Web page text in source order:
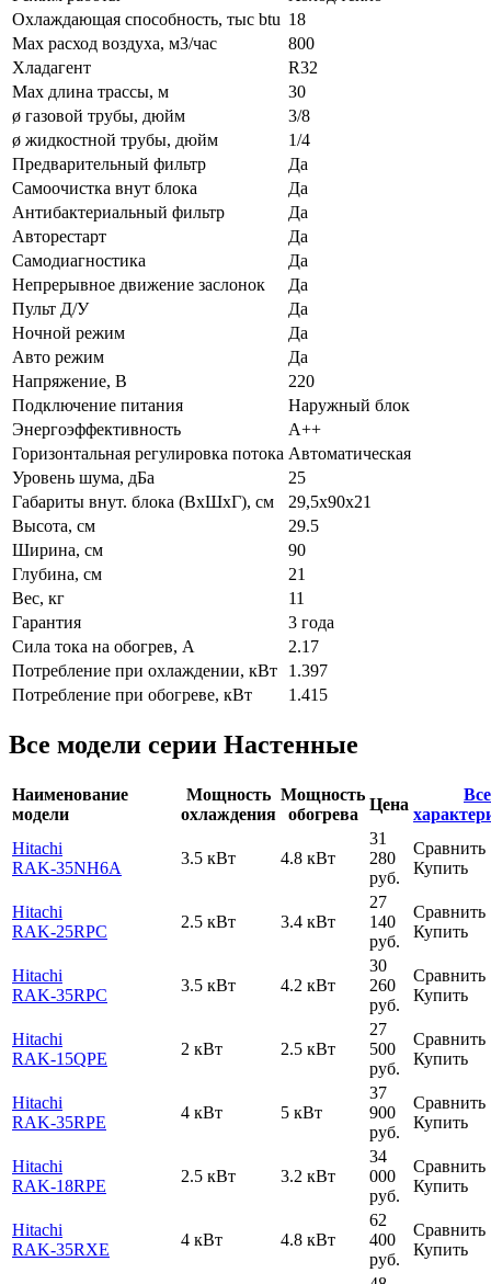
Охлаждающая способность, тыс btu 18
Max расход воздуха, м3/час
800
Хладагент
R32
Max длина трассы, м
30
ø газовой трубы, дюйм
3/8
ø жидкостной трубы, дюйм
1/4
Предварительный фильтр
Да
Самоочистка внут блока
Да
Антибактериальный фильтр
Да
Авторестарт
Да
Самодиагностика
Да
Непрерывное движение заслонок
Да
Пульт Д/У
Да
Ночной режим
Да
Авто режим
Да
Напряжение, В
220
Подключение питания
Наружный блок
Энергоэффективность
A++
Горизонтальная регулировка потока Автоматическая
Уровень шума, дБа
25
Габариты внут. блока (ВхШхГ), см
29,5x90x21
Высота, см
29.5
Ширина, см
90
Глубина, см
21
Вес, кг
11
Гарантия
3 года
Сила тока на обогрев, А
2.17
Потребление при охлаждении, кВт
1.397
Потребление при обогреве, кВт
1.415
Все модели серии Настенные
Наименование
модели
Мощность
охлаждения
Мощность
обогрева
Цена
Все
Hitachi
RAK-35NH6A
3.5 кВт 4.8 кВт
31
280
руб.
Сравнить
Купить
Hitachi
RAK-25RPC
2.5 кВт 3.4 кВт
27
140
руб.
Сравнить
Купить
Hitachi
RAK-35RPC
3.5 кВт 4.2 кВт
30
260
руб.
Сравнить
Купить
Hitachi
RAK-15QPE
2 кВт 2.5 кВт
27
500
руб.
Сравнить
Купить
Hitachi
RAK-35RPE
4 кВт 5 кВт
37
900
руб.
Сравнить
Купить
Hitachi
RAK-18RPE
2.5 кВт 3.2 кВт
34
000
руб.
Сравнить
Купить
Hitachi
RAK-35RXE
4 кВт 4.8 кВт
62
400
руб.
Сравнить
Купить